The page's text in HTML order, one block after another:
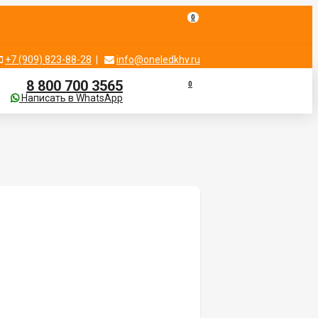
0
+7 (909) 823-88-28 info@oneledkhv.ru
8 800 700 3565
Написать в WhatsApp
0